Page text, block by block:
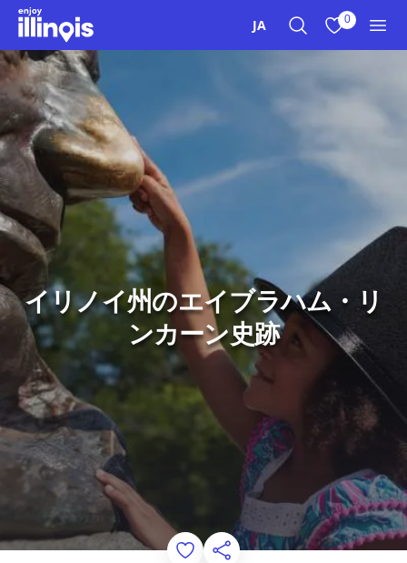
本文へスキップ
JA 0
イリノイ州のエイブラハム・リ
ンカーン史跡
Add to Favorites
このページを共有する